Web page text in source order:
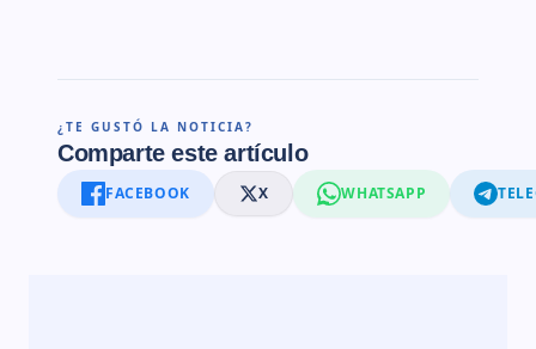
¿TE GUSTÓ LA NOTICIA?
Comparte este artículo
FACEBOOK X WHATSAPP